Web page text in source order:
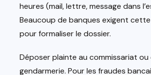
heures (mail, lettre, message dans
Beaucoup de banques exigent
pour formaliser le dossier.
Déposer plainte au commissariat ou
gendarmerie. Pour les fraudes